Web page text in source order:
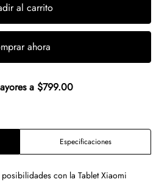
al carrito
ahora
a $799.00
Especificaciones
posibilidades con la Tablet Xiaomi